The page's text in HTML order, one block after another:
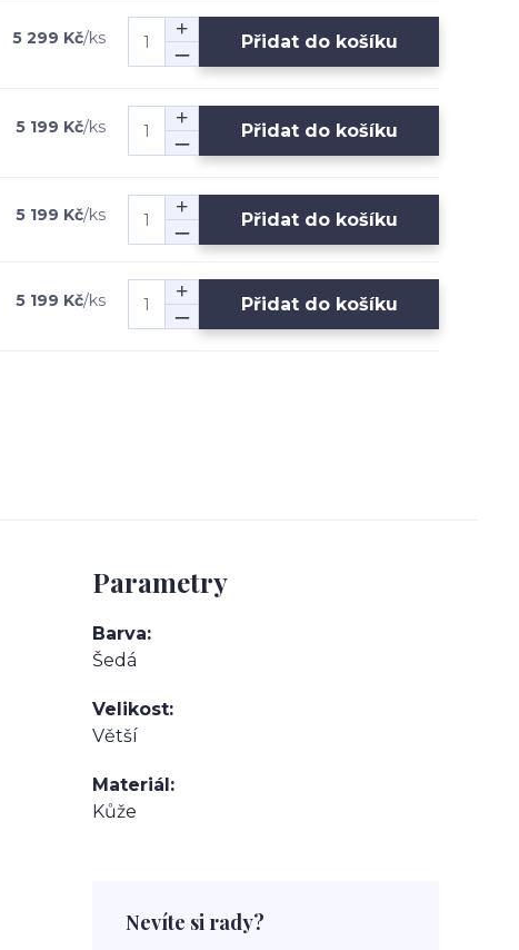
5 299 Kč/ks Přidat do košíku
5 199 Kč/ks Přidat do košíku
5 199 Kč/ks Přidat do košíku
5 199 Kč/ks Přidat do košíku
Parametry
Barva
Šedá
Velikost
Větší
Materiál
Kůže
Nevíte si rady?